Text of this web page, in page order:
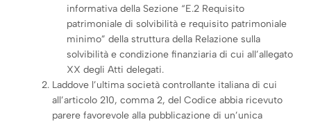
informativa della Sezione “E.2 Requisito
patrimoniale di solvibilità e requisito patrimoniale
minimo” della struttura della Relazione sulla
solvibilità e condizione finanziaria di cui all’allegato
XX degli Atti delegati.
Laddove l’ultima società controllante italiana di cui
all’articolo 210, comma 2, del Codice abbia ricevuto
parere favorevole alla pubblicazione di un’unica